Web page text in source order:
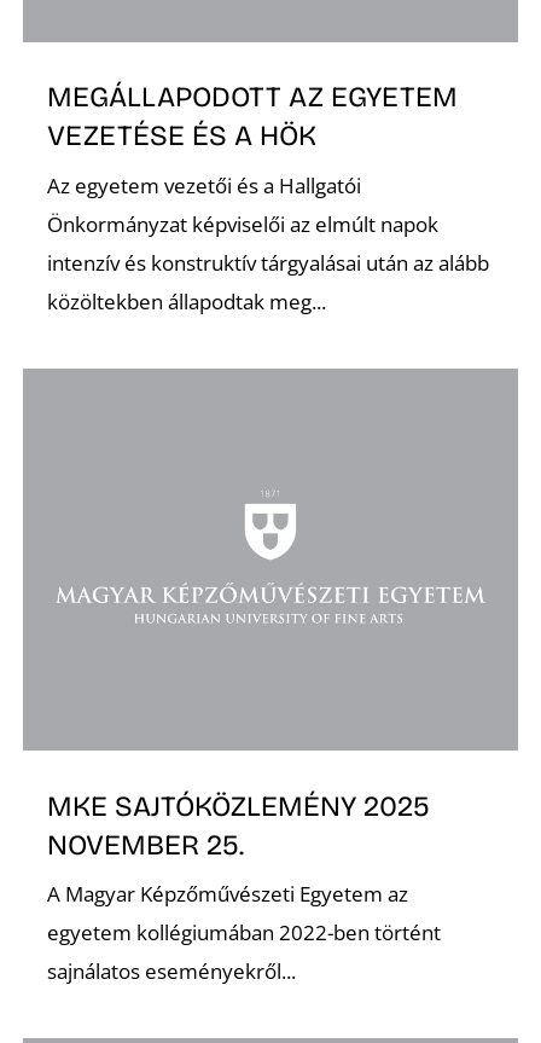
MEGÁLLAPODOTT AZ EGYETEM
VEZETÉSE ÉS A HÖK
Az egyetem vezetői és a Hallgatói
Önkormányzat képviselői az elmúlt napok
intenzív és konstruktív tárgyalásai után az alább
közöltekben állapodtak meg...
MKE SAJTÓKÖZLEMÉNY 2025
NOVEMBER 25.
A Magyar Képzőművészeti Egyetem az
egyetem kollégiumában 2022-ben történt
sajnálatos eseményekről...